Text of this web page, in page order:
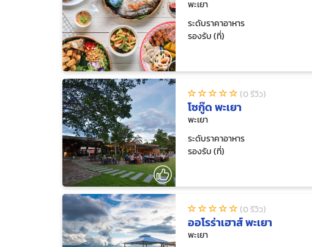
พะเยา
ระดับราคาอาหาร
รองรับ (ที่)
(0 รีวิว)
โซกู๊ด พะเยา
พะเยา
ระดับราคาอาหาร
รองรับ (ที่)
(0 รีวิว)
ออโรร่าเฮาส์ พะเยา
พะเยา